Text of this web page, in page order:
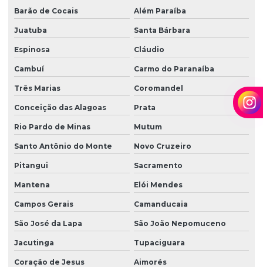
Barão de Cocais Além Paraíba
Juatuba Santa Bárbara
Espinosa Cláudio
Cambuí Carmo do Paranaíba
Três Marias Coromandel
Conceição das Alagoas Prata
Rio Pardo de Minas Mutum
Santo Antônio do Monte Novo Cruzeiro
Pitangui Sacramento
Mantena Elói Mendes
Campos Gerais Camanducaia
São José da Lapa São João Nepomuceno
Jacutinga Tupaciguara
Coração de Jesus Aimorés